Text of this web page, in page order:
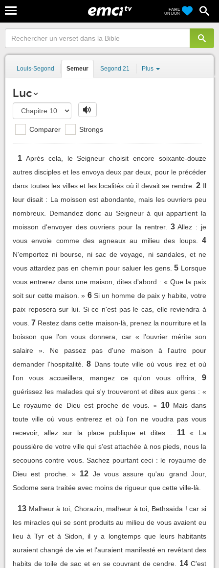
FAIRE
UN DON
Louis-Segond Semeur Segond 21 Plus
Luc
Comparer Strongs
1 Après cela, le Seigneur choisit encore soixante-douze
autres disciples et les envoya deux par deux, pour le précéder
dans toutes les villes et les localités où il devait se rendre. 2 Il
leur disait : La moisson est abondante, mais les ouvriers peu
nombreux. Demandez donc au Seigneur à qui appartient la
moisson d'envoyer des ouvriers pour la rentrer.
3 Allez : je
vous envoie comme des agneaux au milieu des loups.
4
N'emportez ni bourse, ni sac de voyage, ni sandales, et ne
vous attardez pas en chemin pour saluer les gens. 5 Lorsque
vous entrerez dans une maison, dites d'abord : « Que la paix
soit sur cette maison. » 6 Si un homme de paix y habite, votre
paix reposera sur lui. Si ce n'est pas le cas, elle reviendra à
vous. 7 Restez dans cette maison-là, prenez la nourriture et la
boisson que l'on vous donnera, car « l'ouvrier mérite son
salaire ». Ne passez pas d'une maison à l'autre pour
demander l'hospitalité.
8 Dans toute ville où vous irez et où
l'on vous accueillera, mangez ce qu'on vous offrira,
9
guérissez les malades qui s'y trouveront et dites aux gens : «
Le royaume de Dieu est proche de vous. » 10 Mais dans
toute ville où vous entrerez et où l'on ne voudra pas vous
recevoir, allez sur la place publique et dites :
11
« La
poussière de votre ville qui s'est attachée à nos pieds, nous la
secouons contre vous. Sachez pourtant ceci : le royaume de
Dieu est proche. » 12 Je vous assure qu'au grand Jour,
Sodome sera traitée avec moins de rigueur que cette ville-là.
13 Malheur à toi, Chorazin, malheur à toi, Bethsaïda ! car si
les miracles qui se sont produits au milieu de vous avaient eu
lieu à Tyr et à Sidon, il y a longtemps que leurs habitants
auraient changé de vie et l'auraient manifesté en revêtant des
habits de toile de sac et en se couvrant de cendre.
14 C'est